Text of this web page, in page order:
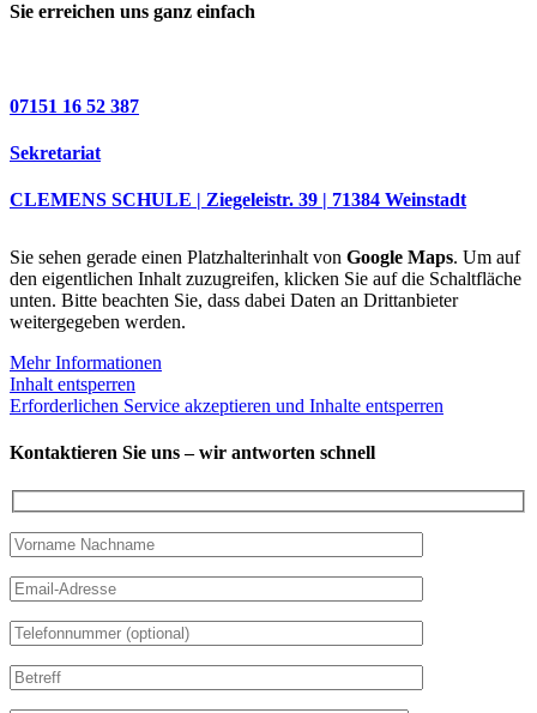
Sie erreichen uns ganz einfach
07151 16 52 387
Sekretariat
CLEMENS SCHULE | Ziegeleistr. 39 | 71384 Weinstadt
Sie sehen gerade einen Platzhalterinhalt von Google Maps. Um auf
den eigentlichen Inhalt zuzugreifen, klicken Sie auf die Schaltfläche
unten. Bitte beachten Sie, dass dabei Daten an Drittanbieter
weitergegeben werden.
Mehr Informationen
Inhalt entsperren
Erforderlichen Service akzeptieren und Inhalte entsperren
Kontaktieren Sie uns – wir antworten schnell